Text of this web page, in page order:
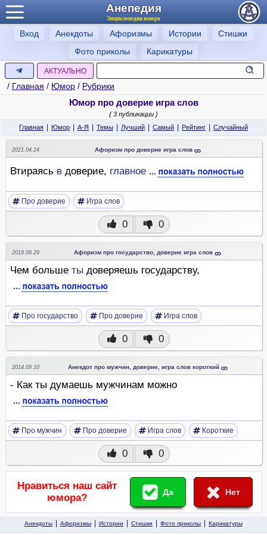
Анепедия
Энциклопедия юмора
Вход Анекдоты Афоризмы Истории
Стишки
Фото приколы
Карикатуры
АКТУАЛЬНО
/ Главная / Юмор / Рубрики
Юмор про доверие игра слов
{ 3 публикации }
Главная
Юмор А-Я Темы Лучший Самый Рейтинг Случайный
2021.04.24 Афоризм про доверие игра слов
Втираясь в доверие, главное
Про доверие Игра слов
0 0
2019.09.29 Афоризм про государство, доверие игра слов
Чем больше ты доверяешь государству,
Про государство Про доверие Игра слов
0 0
2014.09.10 Анекдот про мужчин, доверие, игра слов короткий
- Как ты думаешь мужчинам можно
Про мужчин Про доверие Игра слов Короткие
0 0
Нравиться наш сайт
юмора?
Да Нет
Анекдоты Афоризмы Истории Стишки Фото приколы Карикатуры